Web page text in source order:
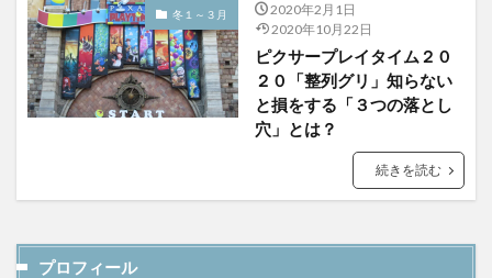
冬１～３月
2020年2月1日
2020年10月22日
ピクサープレイタイム２０
２０「整列グリ」知らない
と損をする「３つの落とし
穴」とは？
続きを読む
プロフィール